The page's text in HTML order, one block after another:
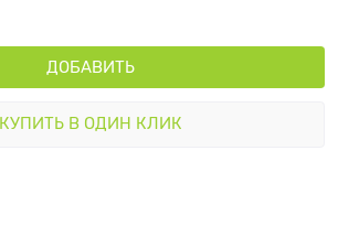
ДОБАВИТЬ
КУПИТЬ В ОДИН КЛИК